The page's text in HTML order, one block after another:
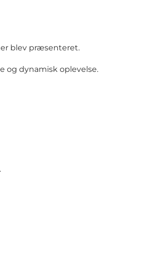
blev præsenteret.
og dynamisk oplevelse.